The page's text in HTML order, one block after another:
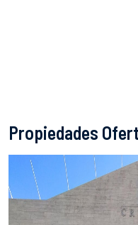
Propiedades